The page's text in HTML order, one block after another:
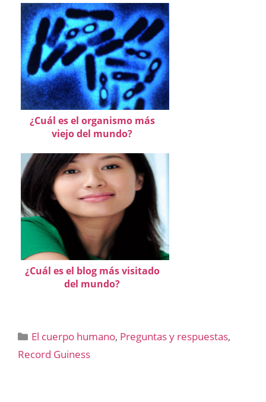
¿Cuál es el organismo más
viejo del mundo?
¿Cuál es el blog más visitado
del mundo?
Categorías
El cuerpo humano, Preguntas y respuestas,
Record Guiness